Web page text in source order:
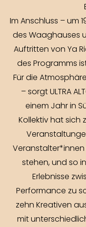
Im Anschluss – um
des Waaghauses
Auftritten von Ya
des Programms
Für die
– sorgt ULTRA
einem Jahr in
Kollektiv hat sich
stehen, und so
Erlebnisse
Performance zu
zehn Kreativen
mit